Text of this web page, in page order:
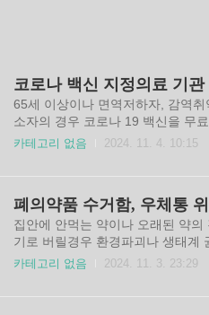
코로나 백신 지정의료 기관
65세 이상이나 면역저하자, 감역취
소자의 경우 코로나 19 백신을 무료
있습니다. 아래를 통해 코로나19 예
카테고리 없음 2024. 11. 4. 10:15
집안에 안먹는 약이나 오래된 약의
기로 버릴경우 환경파괴나 생태계
있습니다. 폐의약품의 경우 버리기
카테고리 없음 2024. 11. 3. 23:29